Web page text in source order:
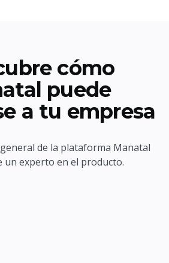
cómo
puede
a tu empresa
de la plataforma Manatal
un experto en el producto.